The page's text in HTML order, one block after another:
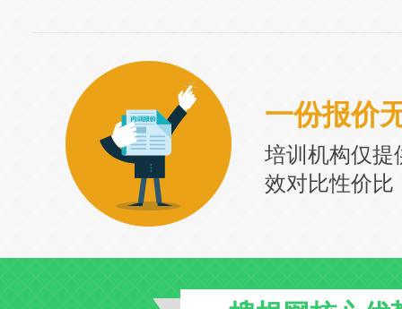
一份报价
培训机构仅提
效对比性价比